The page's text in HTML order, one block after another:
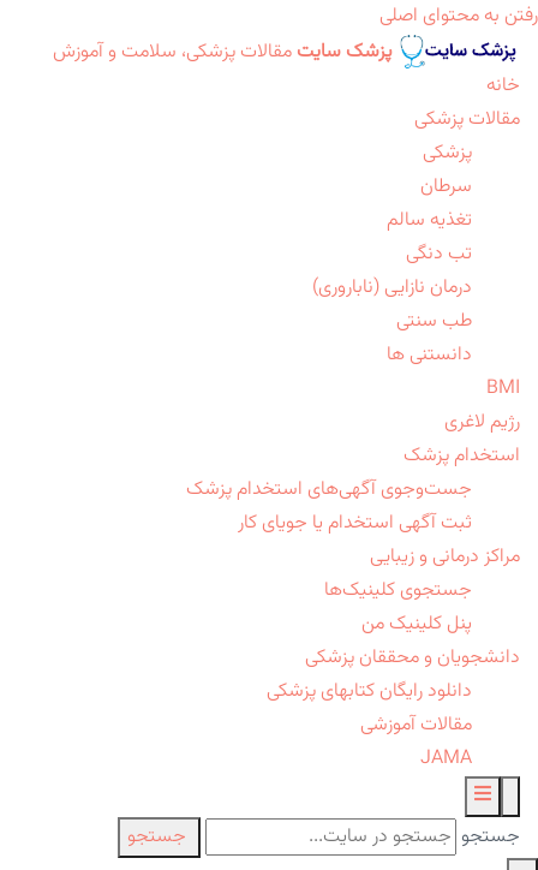
رفتن به محتوای اصلی
پزشک سایت مقالات پزشکی، سلامت و آموزش
خانه
مقالات پزشکی
پزشکی
سرطان
تغذیه سالم
تب دنگی
درمان نازایی (ناباروری)
طب سنتی
دانستنی ها
BMI
رژیم لاغری
استخدام پزشک
جست‌وجوی آگهی‌های استخدام پزشک
ثبت آگهی استخدام یا جویای کار
مراکز درمانی و زیبایی
جستجوی کلینیک‌ها
پنل کلینیک من
دانشجویان و محققان پزشکی
دانلود رایگان کتابهای پزشکی
مقالات آموزشی
JAMA
جستجو جستجو